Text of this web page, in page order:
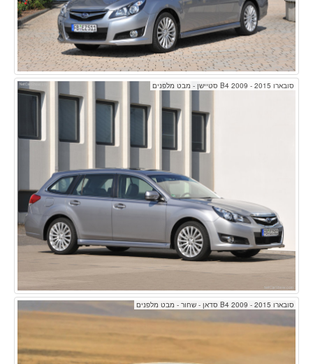
סובארו B4 2009 - 2015 סטיישן - מבט מלפנים
סובארו B4 2009 - 2015 סדאן - שחור - מבט מלפנים